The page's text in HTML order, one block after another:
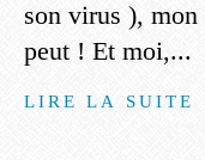
son virus ), mon
peut ! Et moi,...
LIRE LA SUITE